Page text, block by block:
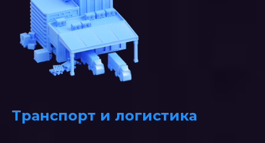
Транспорт и логистика